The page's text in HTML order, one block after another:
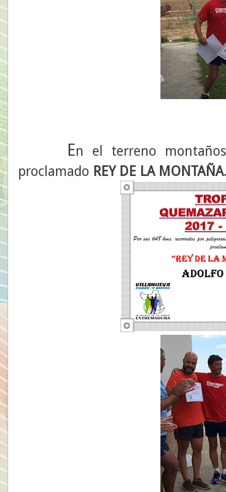
En el terreno
proclamado REY DE LA MONTAÑA